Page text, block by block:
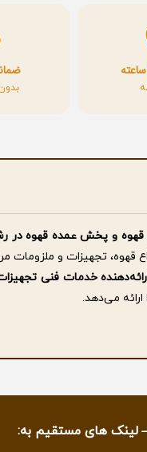
قهوه و پخش عمده قهوه در
قهوه، تجهیزات و ملزومات
خدمات فنی
می‌دهد.
است که همواره تحقق
لینک های مستقیم به: